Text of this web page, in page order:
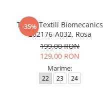
-35%
Tenisi Textili Biomecanics
262176-A032, Rosa
199,00 RON
129,00 RON
Marime:
22 23 24